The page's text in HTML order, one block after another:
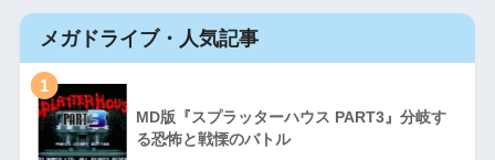
メガドライブ・人気記事
1
MD版『スプラッターハウス PART3』分岐す
る恐怖と戦慄のバトル